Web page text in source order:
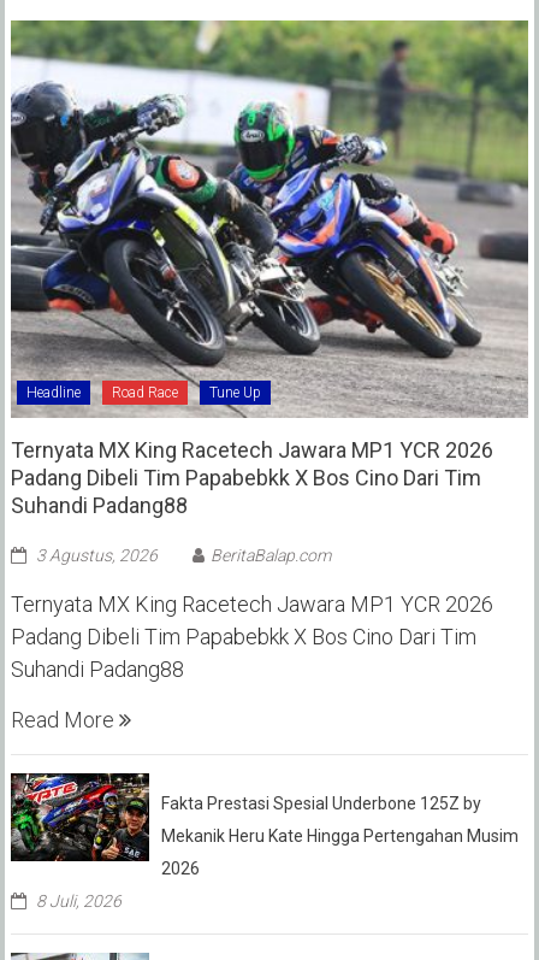
Headline Road Race Tune Up
Ternyata MX King Racetech Jawara MP1 YCR 2026
Padang Dibeli Tim Papabebkk X Bos Cino Dari Tim
Suhandi Padang88
3 Agustus, 2026 BeritaBalap.com
Ternyata MX King Racetech Jawara MP1 YCR 2026
Padang Dibeli Tim Papabebkk X Bos Cino Dari Tim
Suhandi Padang88
Read More
Fakta Prestasi Spesial Underbone 125Z by
Mekanik Heru Kate Hingga Pertengahan Musim
2026
8 Juli, 2026